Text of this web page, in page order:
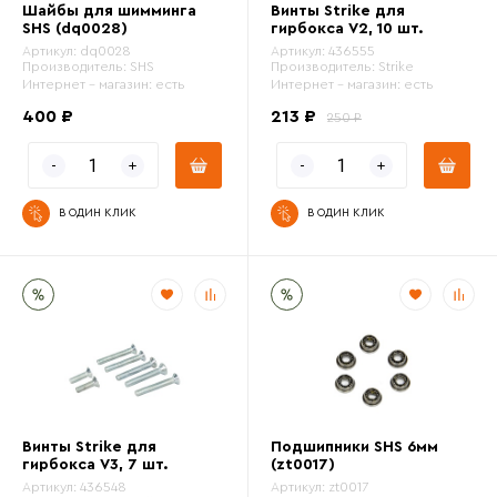
Тип изделия
Цвет
Шайбы для шимминга
SHS (dq0028)
Артикул: dq0028
Производитель: SHS
Интернет - магазин: есть
400 ₽
В ОДИН КЛИК
Винты Strike для
гирбокса V2, 10 шт.
Артикул: 436555
Производитель: Strike
Интернет - магазин: есть
250 ₽
213 ₽
В ОДИН КЛИК
Винты Strike для
гирбокса V3, 7 шт.
Артикул: 436548
Подшипники SHS 6мм
(zt0017)
Артикул: zt0017